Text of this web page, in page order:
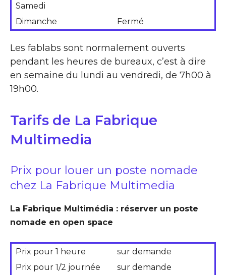
Samedi
Dimanche
Fermé
Les fablabs sont normalement ouverts
pendant les heures de bureaux, c’est à dire
en semaine du lundi au vendredi, de 7h00 à
19h00.
Tarifs de La Fabrique
Multimedia
Prix pour louer un poste nomade
chez La Fabrique Multimedia
La Fabrique Multimédia : réserver un poste
nomade en open space
Prix pour 1 heure
sur demande
Prix pour 1/2 journée
sur demande